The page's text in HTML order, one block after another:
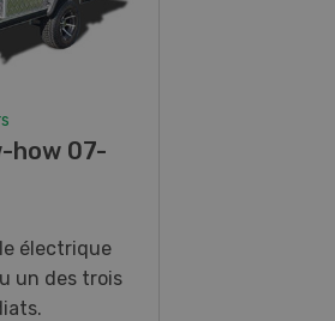
how 07-
électrique
un des trois